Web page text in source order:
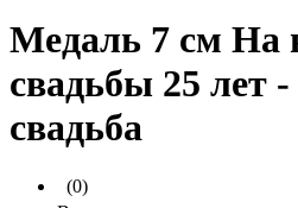
Медаль 7 см На
свадьбы 25 лет
свадьба
(0)